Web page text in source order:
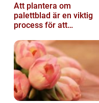
Att plantera om
palettblad är en viktig
process för att
överlevnad och tillväxt...